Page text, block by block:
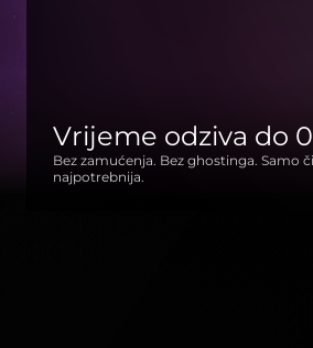
Vrijeme odziva do
Bez zamućenja. Bez ghostinga. Samo
najpotrebnija.